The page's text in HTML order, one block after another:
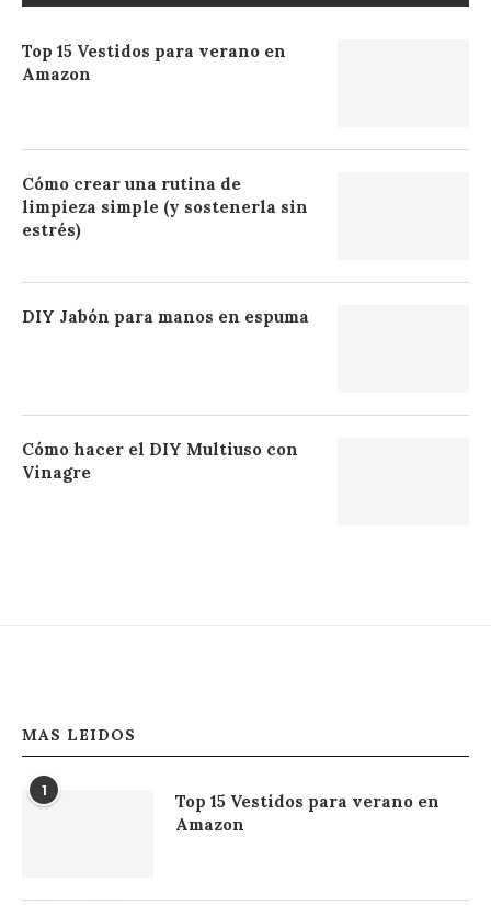
Top 15 Vestidos para verano en
Amazon
Cómo crear una rutina de
limpieza simple (y sostenerla sin
estrés)
DIY Jabón para manos en espuma
Cómo hacer el DIY Multiuso con
Vinagre
MAS LEIDOS
1
Top 15 Vestidos para verano en
Amazon